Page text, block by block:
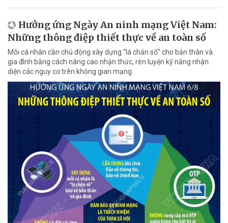
Hưởng ứng Ngày An ninh mạng Việt Nam:
Những thông điệp thiết thực về an toàn số
Mỗi cá nhân cần chủ động xây dựng “lá chắn số” cho bản thân và
gia đình bằng cách nâng cao nhận thức, rèn luyện kỹ năng nhận
diện các nguy cơ trên không gian mạng.